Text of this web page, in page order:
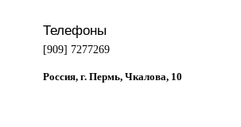
Телефоны
[909] 7277269
Россия, г. Пермь, Чкалова, 10